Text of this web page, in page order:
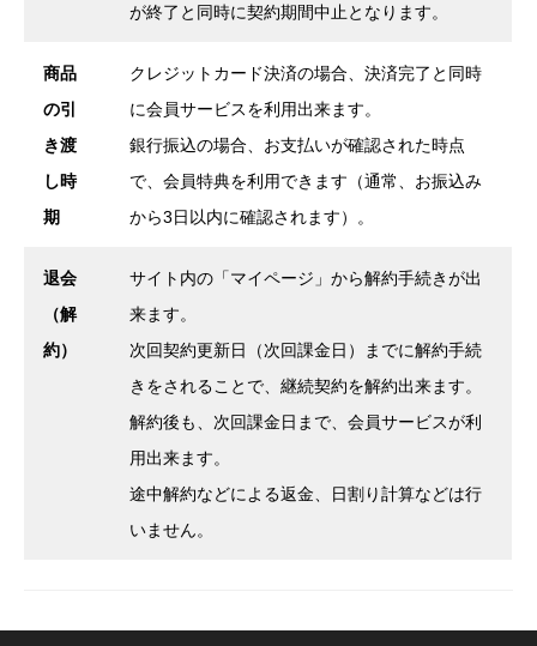
が終了と同時に契約期間中止となります。
商品
の引
き渡
し時
期
クレジットカード決済の場合、決済完了と同時
に会員サービスを利用出来ます。
銀行振込の場合、お支払いが確認された時点
で、会員特典を利用できます（通常、お振込み
から3日以内に確認されます）。
退会
（解
約）
サイト内の「マイページ」から解約手続きが出
来ます。
次回契約更新日（次回課金日）までに解約手続
きをされることで、継続契約を解約出来ます。
解約後も、次回課金日まで、会員サービスが利
用出来ます。
途中解約などによる返金、日割り計算などは行
いません。